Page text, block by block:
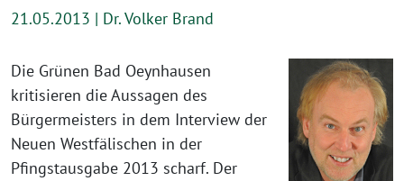
21.05.2013 | Dr. Volker Brand
Die Grünen Bad Oeynhausen
kritisieren die Aussagen des
Bürgermeisters in dem Interview der
Neuen Westfälischen in der
Pfingstausgabe 2013 scharf. Der